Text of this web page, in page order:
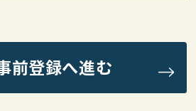
前登録へ進む